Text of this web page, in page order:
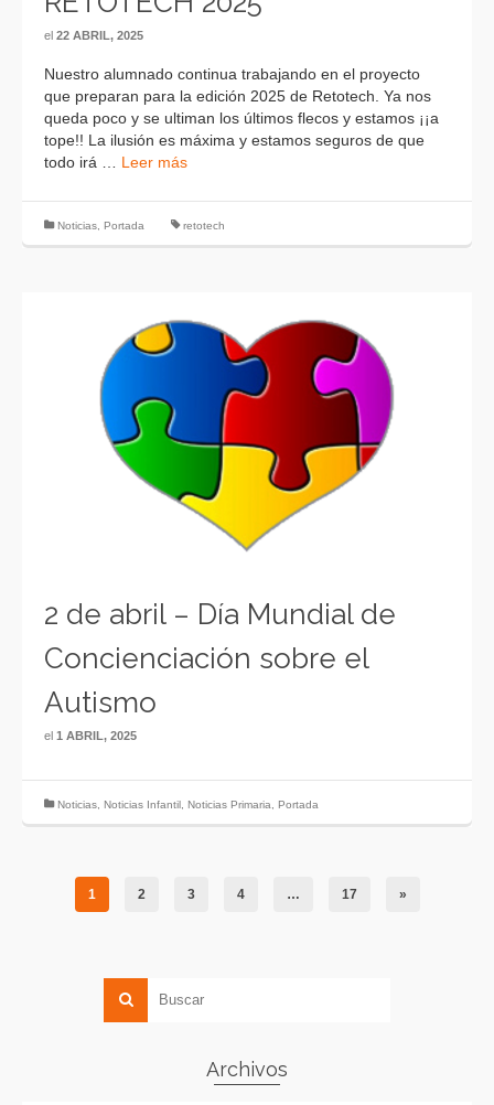
el 22 ABRIL, 2025
Nuestro alumnado continua trabajando en el proyecto
que preparan para la edición 2025 de Retotech. Ya nos
queda poco y se ultiman los últimos flecos y estamos ¡¡a
tope!! La ilusión es máxima y estamos seguros de que
todo irá … Leer más
Noticias Portada retotech
2 de abril – Día Mundial de
Concienciación sobre el
Autismo
el 1 ABRIL, 2025
Noticias Noticias Infantil Noticias Primaria Portada
1 2 3 4 … 17 »
Archivos